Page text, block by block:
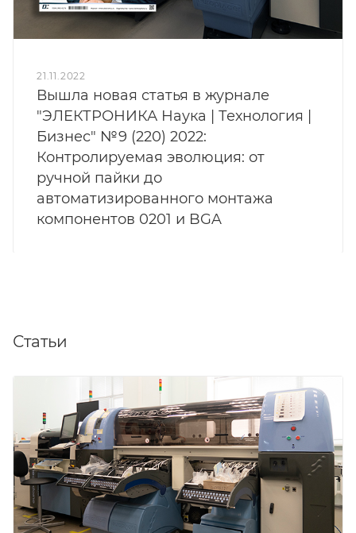
21.11.2022
Вышла новая статья в журнале
"ЭЛЕКТРОНИКА Наука | Технология |
Бизнес" №9 (220) 2022:
Контролируемая эволюция: от
ручной пайки до
автоматизированного монтажа
компонентов 0201 и BGA
Статьи